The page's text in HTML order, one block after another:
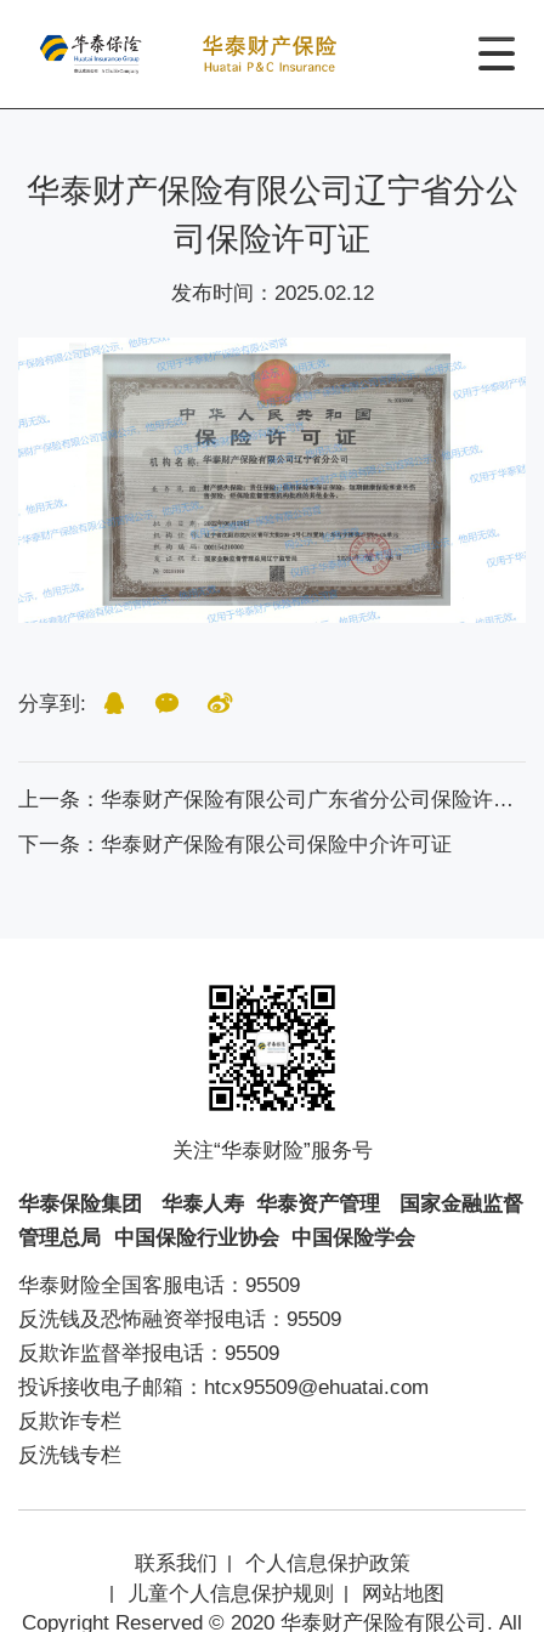
华泰财产保险有限公司辽宁省分公
司保险许可证
发布时间： 2025.02.12
分享到:
上一条：华泰财产保险有限公司广东省分公司保险许可证
下一条：华泰财产保险有限公司保险中介许可证
关注“华泰财险”服务号
华泰保险集团 华泰人寿 华泰资产管理
国家金融监督
管理总局
中国保险行业协会 中国保险学会
华泰财险全国客服电话：95509
反洗钱及恐怖融资举报电话：95509
反欺诈监督举报电话：95509
投诉接收电子邮箱：htcx95509@ehuatai.com
反欺诈专栏
反洗钱专栏
联系我们
个人信息保护政策
儿童个人信息保护规则
网站地图
Copyright Reserved © 2020 华泰财产保险有限公司. All